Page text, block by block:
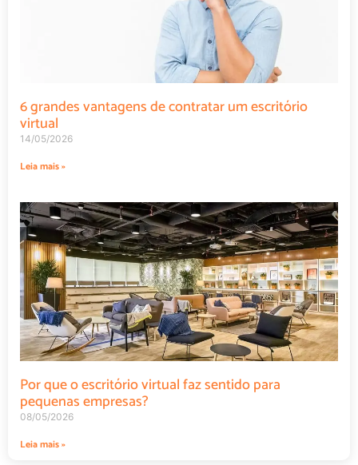
6 grandes vantagens de contratar um escritório
virtual
14/05/2026
Leia mais »
Por que o escritório virtual faz sentido para
pequenas empresas?
08/05/2026
Leia mais »